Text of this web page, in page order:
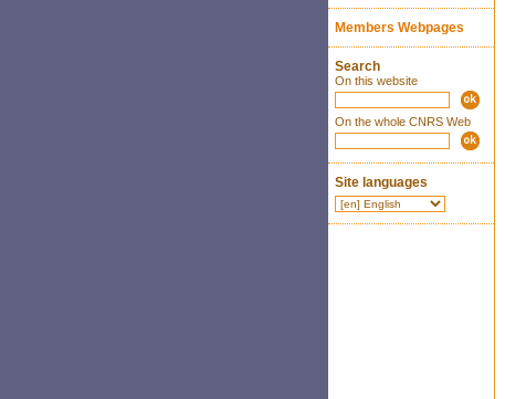
Members Webpages
Search
On this website
On the whole CNRS Web
Site languages